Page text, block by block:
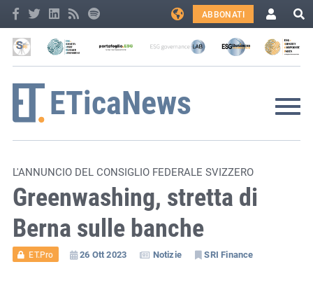
ABBONATI
L'ANNUNCIO DEL CONSIGLIO FEDERALE SVIZZERO
Greenwashing, stretta di
Berna sulle banche
ET.Pro 26 Ott 2023 Notizie SRI Finance